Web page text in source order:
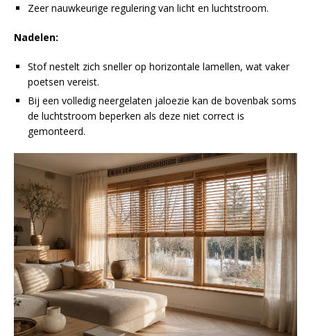
Zeer nauwkeurige regulering van licht en luchtstroom.
Nadelen:
Stof nestelt zich sneller op horizontale lamellen, wat vaker
poetsen vereist.
Bij een volledig neergelaten jaloezie kan de bovenbak soms
de luchtstroom beperken als deze niet correct is
gemonteerd.